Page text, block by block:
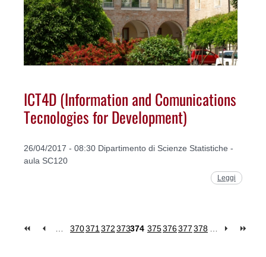
ICT4D (Information and Comunications
Tecnologies for Development)
26/04/2017 - 08:30 Dipartimento di Scienze Statistiche -
aula SC120
Leggi
370371 372373374 375376377378